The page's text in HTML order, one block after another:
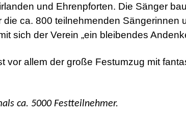
und Ehrenpforten. Die Sänger
die ca. 800 teilnehmenden Sängerinnen
sich der Verein „ein bleibendes
vor allem der große Festumzug mit
ca. 5000 Festteilnehmer.